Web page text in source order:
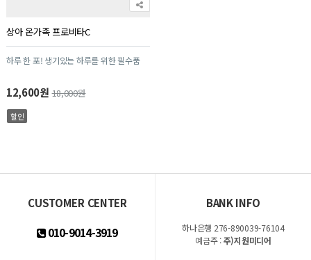
상아 온가족 프로비타C
하루 한 포! 생기있는 하루를 위한 필수품
12,600원18,000원
할인
CUSTOMER CENTER
010-9014-3919
BANK INFO
하나은행 276-890039-76104
예금주 :주)지원미디어